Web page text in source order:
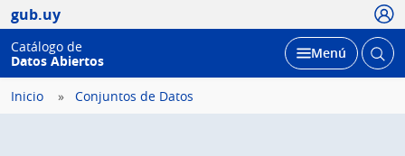
gub.uy
Catálogo de
Datos Abiertos
Desplegar
Menú Abrir
Inicio Conjuntos de Datos